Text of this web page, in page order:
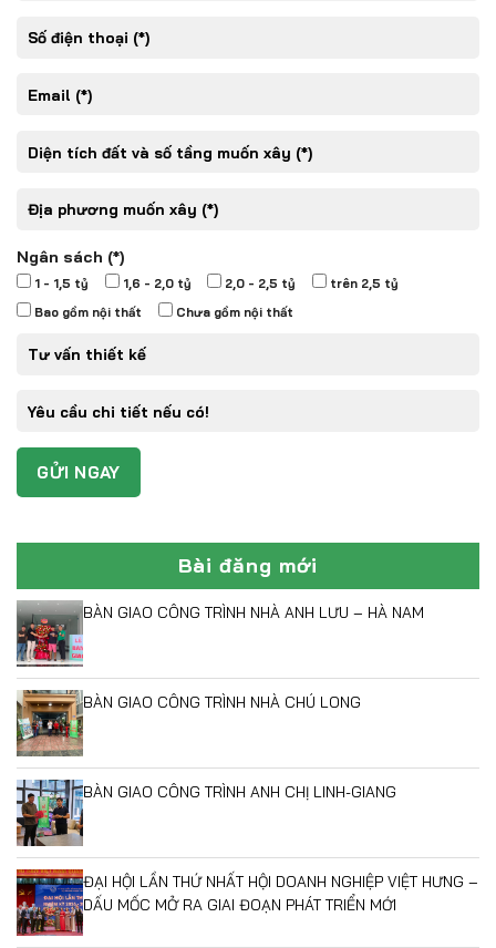
Ngân sách (*)
1 - 1,5 tỷ 1,6 - 2,0 tỷ 2,0 - 2,5 tỷ
trên 2,5 tỷ
Bao gồm nội thất
Chưa gồm nội thất
Bài đăng mới
BÀN GIAO CÔNG TRÌNH NHÀ ANH LƯU – HÀ NAM
BÀN GIAO CÔNG TRÌNH NHÀ CHÚ LONG
BÀN GIAO CÔNG TRÌNH ANH CHỊ LINH-GIANG
ĐẠI HỘI LẦN THỨ NHẤT HỘI DOANH NGHIỆP VIỆT HƯNG –
DẤU MỐC MỞ RA GIAI ĐOẠN PHÁT TRIỂN MỚI